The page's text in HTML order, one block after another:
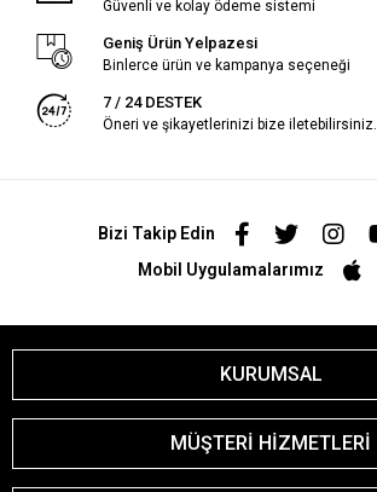
Güvenli ve kolay ödeme sistemi
Geniş Ürün Yelpazesi
Binlerce ürün ve kampanya seçeneği
7 / 24 DESTEK
Öneri ve şikayetlerinizi bize iletebilirsiniz.
Bizi Takip Edin
Mobil Uygulamalarımız
KURUMSAL
MÜŞTERİ HİZMETLERİ